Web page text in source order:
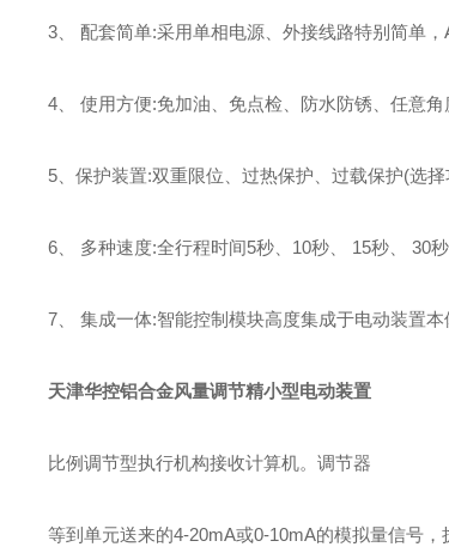
3、 配套简单:采用单相电源、外接线路特别简单，
4、 使用方便:免加油、免点检、防水防锈、任意角
5、保护装置:双重限位、过热保护、过载保护(选择
6、 多种速度:全行程时间5秒 、10秒、 15秒、 30
7、 集成一体:智能控制模块高度集成于电动装置本
天津华控铝合金风量调节精小型电动装置
比例调节型执行机构接收计算机。调节器
等到单元送来的4-20mA或0-10mA的模拟量信号